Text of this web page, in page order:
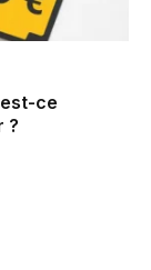
ce
?